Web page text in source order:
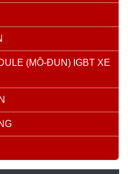
(MÔ-ĐUN) IGBT XE